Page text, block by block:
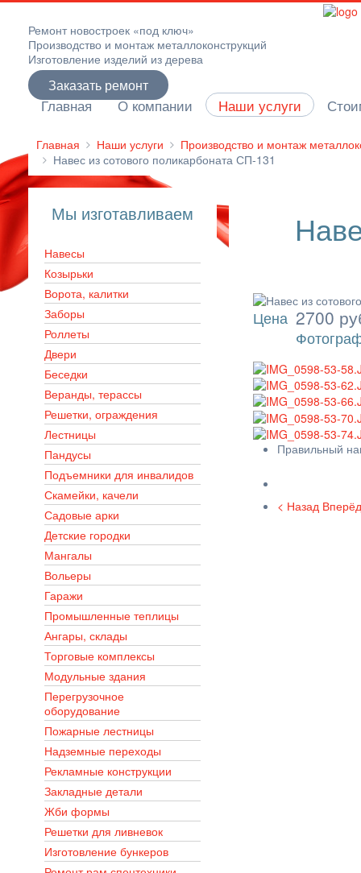
Ремонт новостроек «под ключ»
Производство и монтаж металлоконструкций
Изготовление изделий из дерева
Заказать ремонт
Главная О компании Наши услуги
Главная Наши услуги
Производство и монтаж
Навес из сотового поликарбоната СП-131
Цена 2700
Правильный
< Назад
Мы изготавливаем
Навесы
Козырьки
Ворота, калитки
Заборы
Роллеты
Двери
Беседки
Веранды, терассы
Решетки, ограждения
Лестницы
Пандусы
Подъемники для инвалидов
Скамейки, качели
Садовые арки
Детские городки
Мангалы
Вольеры
Гаражи
Промышленные теплицы
Ангары, склады
Торговые комплексы
Модульные здания
Перегрузочное
оборудование
Пожарные лестницы
Надземные переходы
Рекламные конструкции
Закладные детали
Жби формы
Решетки для ливневок
Изготовление бункеров